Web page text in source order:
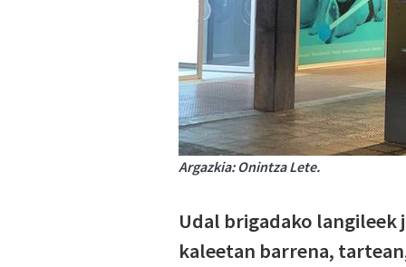
Argazkia: Onintza Lete.
Udal brigadako langileek
kaleetan barrena,